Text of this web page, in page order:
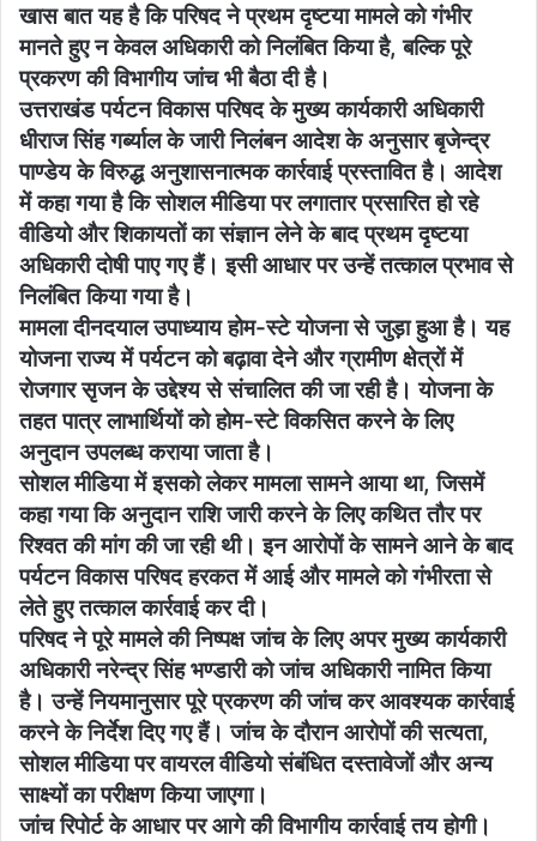
खास बात यह है कि परिषद ने प्रथम दृष्टया मामले को गंभीर
मानते हुए न केवल अधिकारी को निलंबित किया है, बल्कि पूरे
प्रकरण की विभागीय जांच भी बैठा दी है।
उत्तराखंड पर्यटन विकास परिषद के मुख्य कार्यकारी अधिकारी
धीराज सिंह गर्ब्याल के जारी निलंबन आदेश के अनुसार बृजेन्द्र
पाण्डेय के विरुद्ध अनुशासनात्मक कार्रवाई प्रस्तावित है। आदेश
में कहा गया है कि सोशल मीडिया पर लगातार प्रसारित हो रहे
वीडियो और शिकायतों का संज्ञान लेने के बाद प्रथम दृष्टया
अधिकारी दोषी पाए गए हैं। इसी आधार पर उन्हें तत्काल प्रभाव से
निलंबित किया गया है।
मामला दीनदयाल उपाध्याय होम-स्टे योजना से जुड़ा हुआ है। यह
योजना राज्य में पर्यटन को बढ़ावा देने और ग्रामीण क्षेत्रों में
रोजगार सृजन के उद्देश्य से संचालित की जा रही है। योजना के
तहत पात्र लाभार्थियों को होम-स्टे विकसित करने के लिए
अनुदान उपलब्ध कराया जाता है।
सोशल मीडिया में इसको लेकर मामला सामने आया था, जिसमें
कहा गया कि अनुदान राशि जारी करने के लिए कथित तौर पर
रिश्वत की मांग की जा रही थी। इन आरोपों के सामने आने के बाद
पर्यटन विकास परिषद हरकत में आई और मामले को गंभीरता से
लेते हुए तत्काल कार्रवाई कर दी।
परिषद ने पूरे मामले की निष्पक्ष जांच के लिए अपर मुख्य कार्यकारी
अधिकारी नरेन्द्र सिंह भण्डारी को जांच अधिकारी नामित किया
है। उन्हें नियमानुसार पूरे प्रकरण की जांच कर आवश्यक कार्रवाई
करने के निर्देश दिए गए हैं। जांच के दौरान आरोपों की सत्यता,
सोशल मीडिया पर वायरल वीडियो संबंधित दस्तावेजों और अन्य
साक्ष्यों का परीक्षण किया जाएगा।
जांच रिपोर्ट के आधार पर आगे की विभागीय कार्रवाई तय होगी।